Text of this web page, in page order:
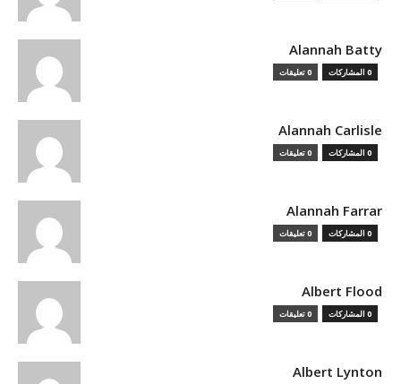
Alannah Batty
0 المشاركات 0 تعليقات
Alannah Carlisle
0 المشاركات 0 تعليقات
Alannah Farrar
0 المشاركات 0 تعليقات
Albert Flood
0 المشاركات 0 تعليقات
Albert Lynton